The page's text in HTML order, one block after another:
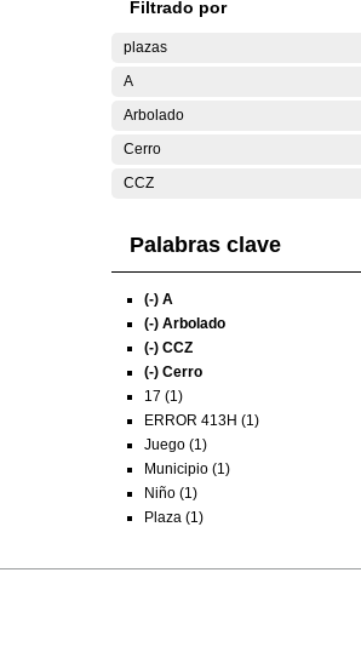
Filtrado por
plazas
A
Arbolado
Cerro
CCZ
Palabras clave
(-) A
(-) Arbolado
(-) CCZ
(-) Cerro
17 (1)
ERROR 413H (1)
Juego (1)
Municipio (1)
Niño (1)
Plaza (1)